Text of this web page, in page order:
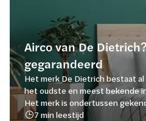
Airco van De
gegarandeerd
Het merk De Dietrich bestaat
het oudste en meest bekende
Het merk is ondertussen
7 min leestijd